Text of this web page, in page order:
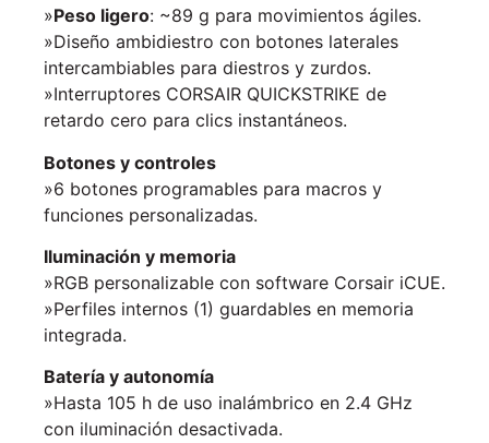
»Peso ligero: ~89 g para movimientos ágiles.
»Diseño ambidiestro con botones laterales
intercambiables para diestros y zurdos.
»Interruptores CORSAIR QUICKSTRIKE de
retardo cero para clics instantáneos.
Botones y controles
»6 botones programables para macros y
funciones personalizadas.
Iluminación y memoria
»RGB personalizable con software Corsair iCUE.
»Perfiles internos (1) guardables en memoria
integrada.
Batería y autonomía
»Hasta 105 h de uso inalámbrico en 2.4 GHz
con iluminación desactivada.